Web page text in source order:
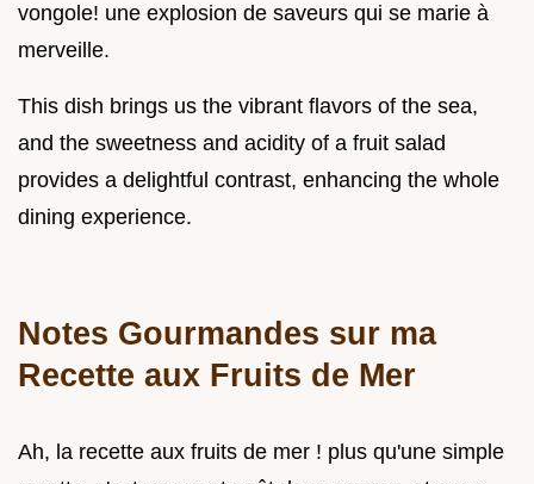
vongole! une explosion de saveurs qui se marie à
merveille.
This dish brings us the vibrant flavors of the sea,
and the sweetness and acidity of a fruit salad
provides a delightful contrast, enhancing the whole
dining experience.
Notes Gourmandes sur ma
Recette aux Fruits de Mer
Ah, la recette aux fruits de mer ! plus qu'une simple